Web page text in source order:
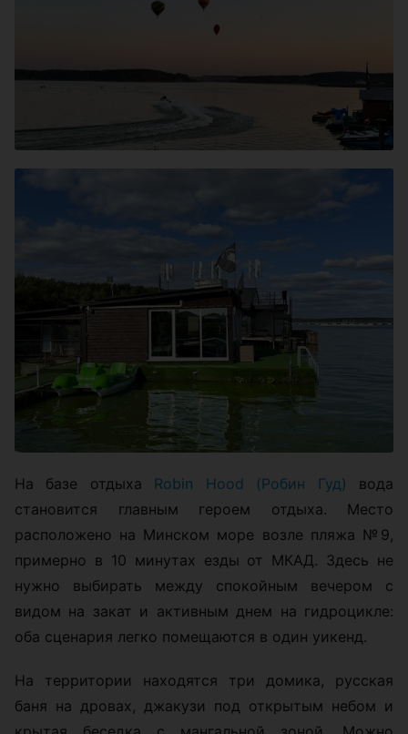
На базе отдыха Robin Hood (Робин Гуд) вода
становится главным героем отдыха. Место
расположено на Минском море возле пляжа №9,
примерно в 10 минутах езды от МКАД. Здесь не
нужно выбирать между спокойным вечером с
видом на закат и активным днем на гидроцикле:
оба сценария легко помещаются в один уикенд.
На территории находятся три домика, русская
баня на дровах, джакузи под открытым небом и